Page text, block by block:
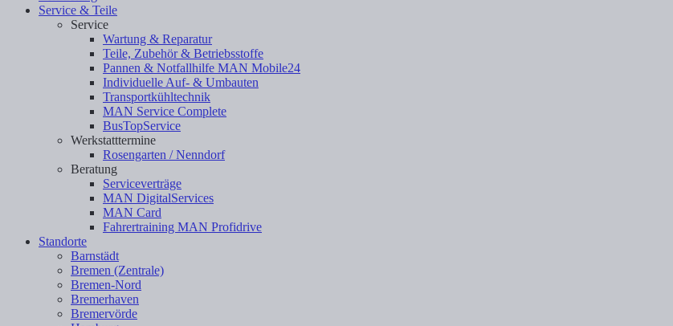
Service & Teile
Service
Wartung & Reparatur
Teile, Zubehör & Betriebsstoffe
Pannen & Notfallhilfe MAN Mobile24
Individuelle Auf- & Umbauten
Transportkühltechnik
MAN Service Complete
BusTopService
Werkstatttermine
Rosengarten / Nenndorf
Beratung
Serviceverträge
MAN DigitalServices
MAN Card
Fahrertraining MAN Profidrive
Standorte
Barnstädt
Bremen (Zentrale)
Bremen-Nord
Bremerhaven
Bremervörde